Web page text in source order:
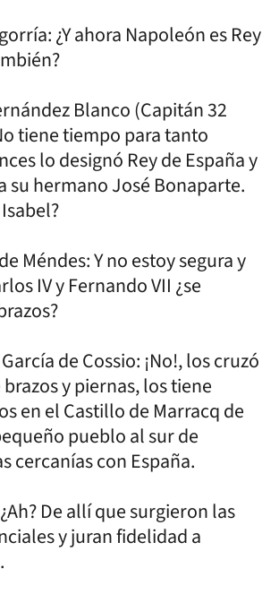
¿Y ahora Napoleón es Rey
Blanco (Capitán 32
tiene tiempo para tanto
lo designó Rey de España y
su hermano José Bonaparte.
Méndes: Y no estoy segura y
IV y Fernando VII ¿se
de Cossio: ¡No!, los cruzó
y piernas, los tiene
en el Castillo de Marracq de
pueblo al sur de
cercanías con España.
De allí que surgieron las
y juran fidelidad a